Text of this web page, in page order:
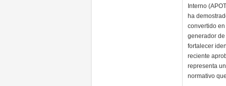
Interno
ha
convertido
generador
fortalecer
reciente
representa
normativo